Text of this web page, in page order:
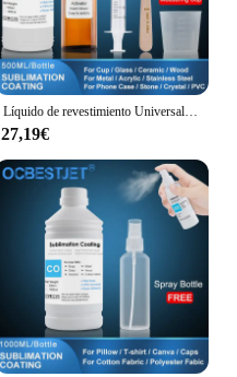
Líquido de revestimiento Universal por sublimación, pretratamiento líquido para taza, vidrio, cerámica, madera, cristal, Metal, acrílico, PVC, piedra, 500ML
27,19€